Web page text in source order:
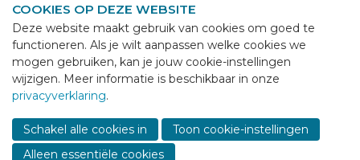
Van Mei t/m September
Openingstijden Productie: 06:00u - 14:45u.
Goederenontvangst: 07:00u. - 14:45u.
Zaterdag-Zondag gesloten
COOKIES OP DEZE WEBSITE
Deze website maakt gebruik van cookies om goed te
functioneren. Als je wilt aanpassen welke cookies we
mogen gebruiken, kan je jouw cookie-instellingen
wijzigen. Meer informatie is beschikbaar in onze
privacyverklaring.
Schakel alle cookies in
Toon cookie-instellingen
Alleen essentiële cookies